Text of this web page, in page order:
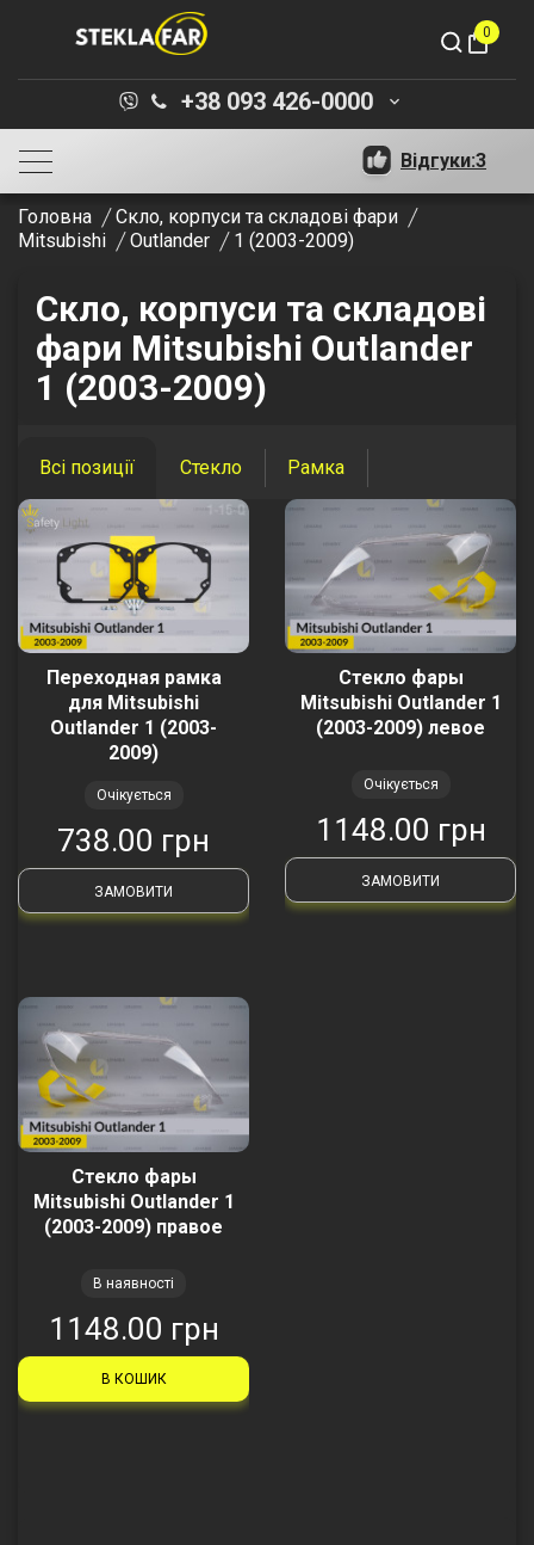
shopping_bag
0
+38 093 426-0000 keyboard_arrow_down
Відгуки:3
Головна
Скло, корпуси та складові фари
Mitsubishi
Outlander 1 (2003-2009)
Скло, корпуси та складові
фари Mitsubishi Outlander
1 (2003-2009)
Всі позиції Стекло Рамка
Переходная рамка
для Mitsubishi
Outlander 1 (2003-
2009)
Очікується
738.00 грн
ЗАМОВИТИ
Стекло фары
Mitsubishi Outlander 1
(2003-2009) левое
Очікується
1148.00 грн
ЗАМОВИТИ
Стекло фары
Mitsubishi Outlander 1
(2003-2009) правое
В наявності
1148.00 грн
В КОШИК